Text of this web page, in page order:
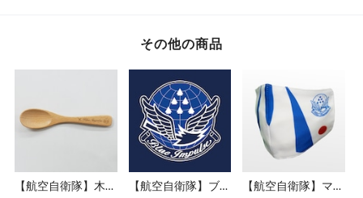
その他の商品
【航空自衛隊】木製
【航空自衛隊】ブル
【航空自衛隊】マス